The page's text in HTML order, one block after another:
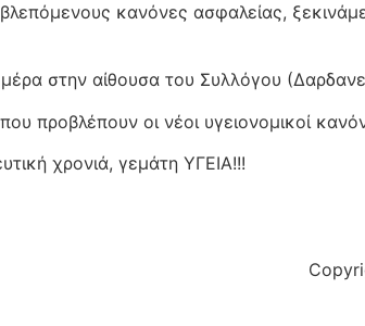
κανόνες ασφαλείας,
στην αίθουσα του Συλλόγου
προβλέπουν οι νέοι υγειονομικοί
χρονιά, γεμάτη ΥΓΕΙΑ!!!